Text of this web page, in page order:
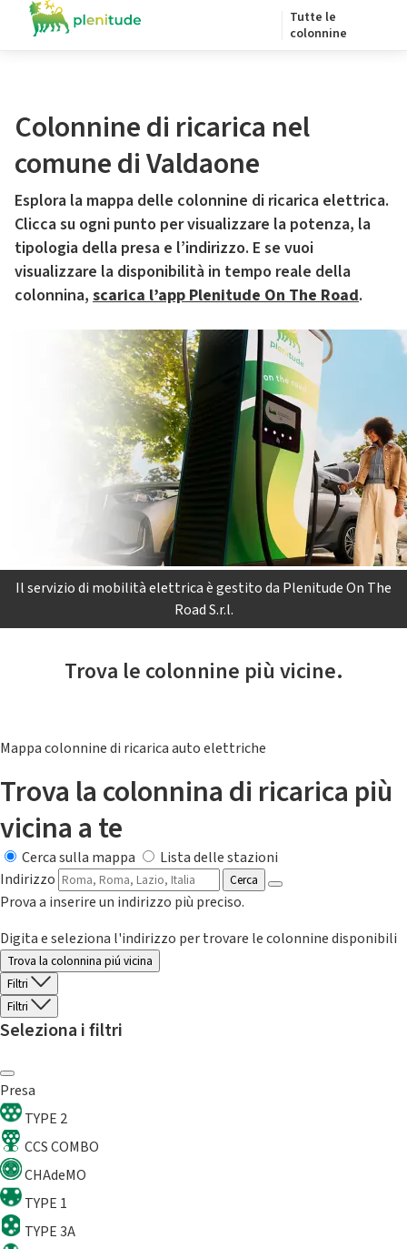
Tutte le
colonnine
Colonnine di ricarica nel
comune di Valdaone
Esplora la mappa delle colonnine di ricarica elettrica.
Clicca su ogni punto per visualizzare la potenza, la
tipologia della presa e l’indirizzo. E se vuoi
visualizzare la disponibilità in tempo reale della
colonnina, scarica l’app Plenitude On The Road.
Il servizio di mobilità elettrica è gestito da Plenitude On The
Road S.r.l.
Trova le colonnine più vicine.
Mappa colonnine di ricarica auto elettriche
Trova la colonnina di ricarica più
vicina a te
Cerca sulla mappa
Lista delle stazioni
Indirizzo
Cerca
Prova a inserire un indirizzo più preciso.
Digita e seleziona l'indirizzo per trovare le colonnine disponibili
Trova la colonnina piú vicina
Filtri
Filtri
Seleziona i filtri
Presa
TYPE 2
CCS COMBO
CHAdeMO
TYPE 1
TYPE 3A